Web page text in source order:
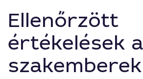
Ellenőrzött
értékelések